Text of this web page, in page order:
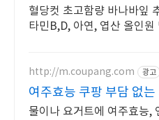
약처 기능성 인정원료 사
혈당컷 초고함량 바나바잎
타민B,D, 아연, 엽산 올인원
http://m.coupang.com 광고
여주효능 쿠팡 부담 없는
물이나 요거트에 여주효능,